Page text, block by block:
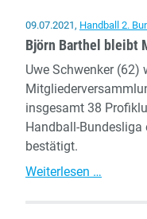
09.07.2021 , Handball 2.
Björn Barthel bleibt
Uwe Schwenker (62)
insgesamt 38
Handball-Bundesliga
bestätigt.
Weiterlesen …